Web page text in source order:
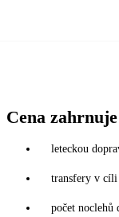
Cena zahrnuje
leteckou
transfery v cíli
počet noclehů